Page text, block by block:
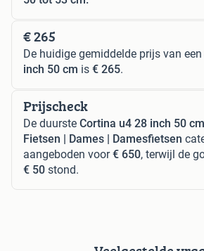
€ 265
De huidige gemiddelde prijs van een
inch 50 cm is € 265.
Prijscheck
De duurste Cortina u4 28 inch 50 cm
Fietsen | Dames | Damesfietsen
aangeboden voor€ 650, terwijl de
€ 50 stond.